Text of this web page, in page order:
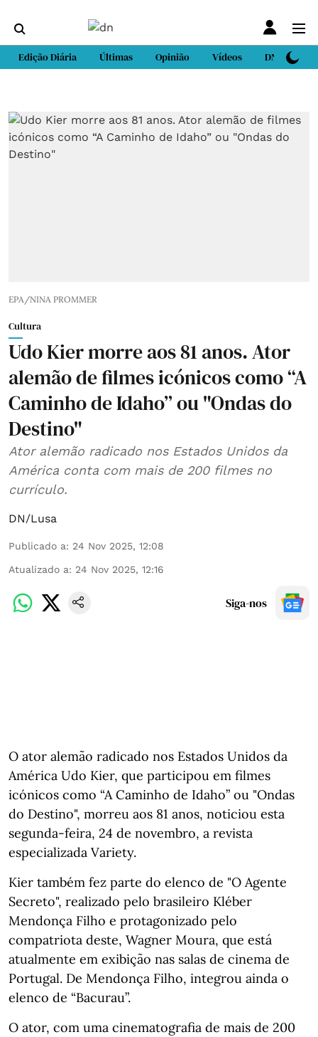
Edição Diária Últimas Opinião Vídeos DN Sport
EPA/NINA PROMMER
Cultura
Udo Kier morre aos 81 anos. Ator
alemão de filmes icónicos como “A
Caminho de Idaho” ou "Ondas do
Destino"
Ator alemão radicado nos Estados Unidos da
América conta com mais de 200 filmes no
currículo.
DN/Lusa
Publicado a: 24 Nov 2025, 12:08
Atualizado a: 24 Nov 2025, 12:16
Siga-nos
O ator alemão radicado nos Estados Unidos da
América Udo Kier, que participou em filmes
icónicos como “A Caminho de Idaho” ou "Ondas
do Destino", morreu aos 81 anos, noticiou esta
segunda-feira, 24 de novembro, a revista
especializada Variety.
Kier também fez parte do elenco de "O Agente
Secreto", realizado pelo brasileiro Kléber
Mendonça Filho e protagonizado pelo
compatriota deste, Wagner Moura, que está
atualmente em exibição nas salas de cinema de
Portugal. De Mendonça Filho, integrou ainda o
elenco de “Bacurau”.
O ator, com uma cinematografia de mais de 200